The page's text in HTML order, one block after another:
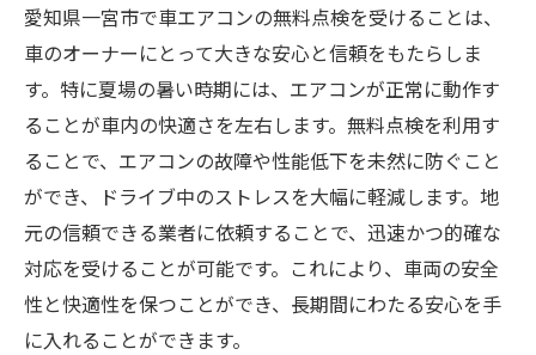
愛知県一宮市で車エアコンの無料点検を受けることは、
車のオーナーにとって大きな安心と信頼をもたらしま
す。特に夏場の暑い時期には、エアコンが正常に動作す
ることが車内の快適さを左右します。無料点検を利用す
ることで、エアコンの故障や性能低下を未然に防ぐこと
ができ、ドライブ中のストレスを大幅に軽減します。地
元の信頼できる業者に依頼することで、迅速かつ的確な
対応を受けることが可能です。これにより、車両の安全
性と快適性を保つことができ、長期間にわたる安心を手
に入れることができます。